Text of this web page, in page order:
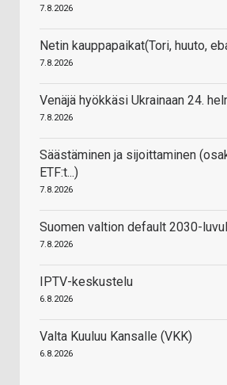
7.8.2026
Netin kauppapaikat(Tori, huuto,
7.8.2026
Venäjä hyökkäsi Ukrainaan 24.
7.8.2026
Säästäminen ja sijoittaminen
ETF:t...)
7.8.2026
Suomen valtion default 2030-
7.8.2026
IPTV-keskustelu
6.8.2026
Valta Kuuluu Kansalle (VKK)
6.8.2026